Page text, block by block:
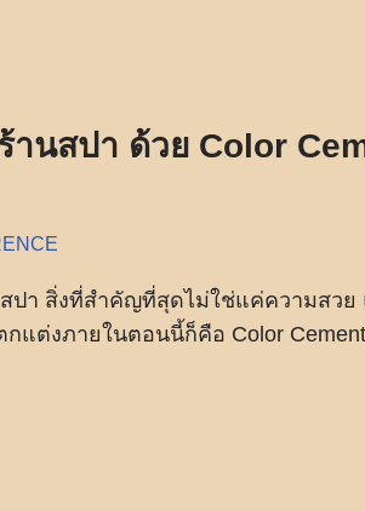
านสปา ด้วย Color
ปา สิ่งที่สำคัญที่สุดไม่ใช่แค่ความสวย
แต่งภายในตอนนี้ก็คือ Color